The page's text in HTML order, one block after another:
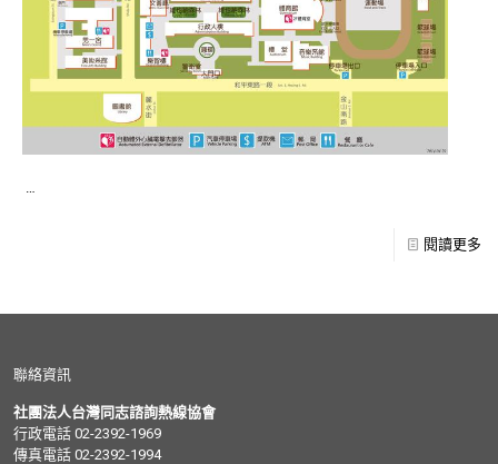
閱讀更多
聯絡資訊
社團法人台灣同志諮詢熱線協會
行政電話 02-2392-1969
傳真電話 02-2392-1994